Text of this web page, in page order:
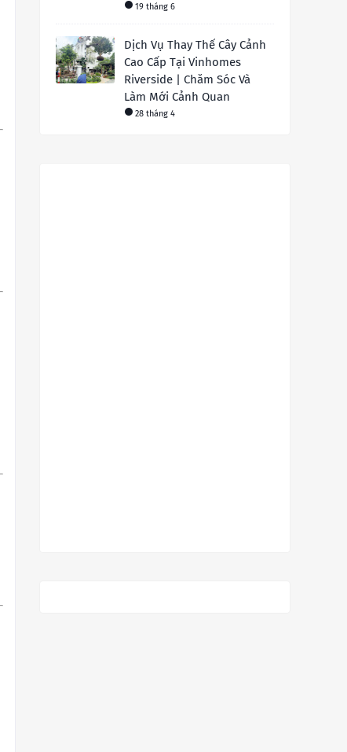
19 tháng 6
Dịch Vụ Thay Thế Cây Cảnh
Cao Cấp Tại Vinhomes
Riverside | Chăm Sóc Và
Làm Mới Cảnh Quan
28 tháng 4